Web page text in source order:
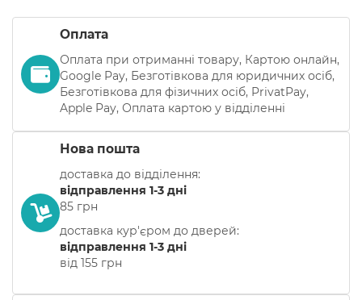
Оплата
Оплата при отриманні товару, Картою онлайн,
Google Pay, Безготівкова для юридичних осіб,
Безготівкова для фізичних осіб, PrivatPay,
Apple Pay, Оплата картою у відділенні
Нова пошта
доставка до відділення:
відправлення 1-3 дні
85 грн
доставка кур'єром до дверей:
відправлення 1-3 дні
від 155 грн